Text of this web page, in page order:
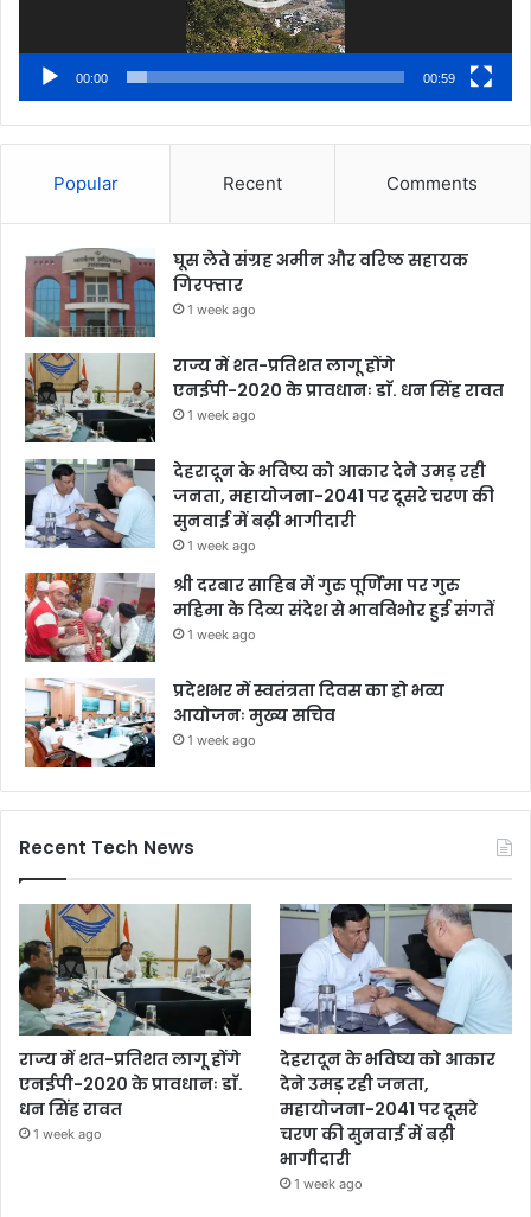
00:00 00:59
Popular Recent Comments
घूस लेते संग्रह अमीन और वरिष्ठ सहायक
गिरफ्तार
1 week ago
राज्य में शत-प्रतिशत लागू होंगे
एनईपी-2020 के प्रावधानः डाॅ. धन सिंह रावत
1 week ago
देहरादून के भविष्य को आकार देने उमड़ रही
जनता, महायोजना-2041 पर दूसरे चरण की
सुनवाई में बढ़ी भागीदारी
1 week ago
श्री दरबार साहिब में गुरु पूर्णिमा पर गुरु
महिमा के दिव्य संदेश से भावविभोर हुई संगतें
1 week ago
प्रदेशभर में स्वतंत्रता दिवस का हो भव्य
आयोजनः मुख्य सचिव
1 week ago
Recent Tech News
राज्य में शत-प्रतिशत लागू होंगे
एनईपी-2020 के प्रावधानः डाॅ.
धन सिंह रावत
1 week ago
देहरादून के भविष्य को आकार
देने उमड़ रही जनता,
महायोजना-2041 पर दूसरे
चरण की सुनवाई में बढ़ी
भागीदारी
1 week ago